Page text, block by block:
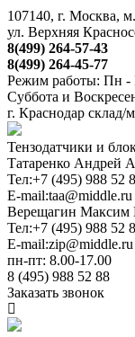
107140, г. Москва,
ул. Верхняя
8(499) 264-57-43
8(499) 264-45-77
Режим работы: Пн -
Суббота и
г. Краснодар склад/
Тензодатчики и
Татаренко Андрей
Тел:+7 (495) 988 52
E-mail:taa@middle.ru
Верещагин Максим
Тел:+7 (495) 988 52
E-mail:zip@middle.ru
пн-пт: 8.00-17.00
8 (495) 988 52 88
Заказать звонок